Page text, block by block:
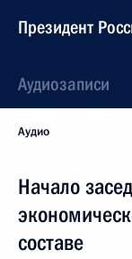
Президент
Аудиозаписи
Аудио
Начало
составе